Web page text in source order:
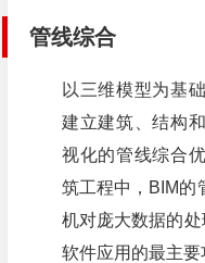
管线综合
以三维模型为基
建立建筑、结构
视化的管线综合
筑工程中，BIM的
机对庞大数据的
软件应用的最主要